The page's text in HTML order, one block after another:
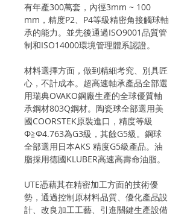
有年產300萬套，內徑3mm ~ 100
mm，精度P2、P4等級精密角接觸球軸
承的能力。並先後通過ISO9001品質管
制和ISO14000環境管理體系認證。
材料選擇方面，做到精細考究、別具匠
心，不計成本。超高速軸承產品全部選
用瑞典OVAKO鋼廠生產的全球優質軸
承鋼材803Q鋼材。陶瓷球全部選用美
國COORSTEK原裝進口，精度等級
Φ≧Φ4.763為G3級，其餘G5級。鋼球
全部選用日本AKS 精度G5級產品。油
脂採用德國KLUBER高速高壽命油脂。
UTE憑藉其在精密加工方面的技術優
勢，通過控制原材料品質、優化產品設
計、改良加工工藝、引進關鍵生產設備